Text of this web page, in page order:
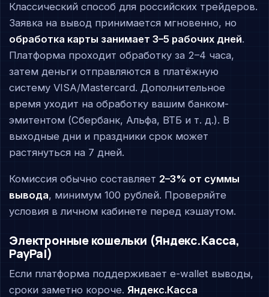
Классический способ для российских трейдеров.
Заявка на вывод принимается мгновенно, но
обработка карты занимает 3–5 рабочих дней.
Платформа проходит обработку за 2–4 часа,
затем деньги отправляются в платёжную
систему VISA/Mastercard. Дополнительное
время уходит на обработку вашим банком-
эмитентом (Сбербанк, Альфа, ВТБ и т. д.). В
выходные дни и праздники срок может
растянуться на 7 дней.
Комиссия обычно составляет 2–3% от суммы
вывода, минимум 100 рублей. Проверяйте
условия в личном кабинете перед кэшаутом.
Электронные кошельки (Яндекс.Касса,
PayPal)
Если платформа поддерживает e-wallet выводы,
сроки заметно короче.Яндекс.Касса